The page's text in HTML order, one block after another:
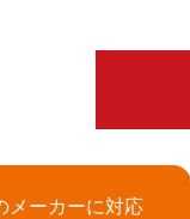
メーカーに対応